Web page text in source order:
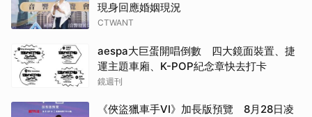
現身回應婚姻現況
CTWANT
aespa大巨蛋開唱倒數 四大鏡面裝置、捷
運主題車廂、K-POP紀念章快去打卡
鏡週刊
《俠盜獵車手VI》加長版預覽 8月28日凌